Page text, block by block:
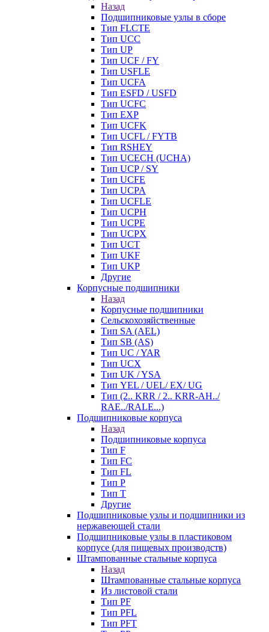
Назад
Подшипниковые узлы в сборе
Тип FLCTE
Тип UCC
Тип UP
Тип UCF / FY
Тип USFLE
Тип UCFA
Тип ESFD / USFD
Тип UCFC
Тип EXP
Тип UCFK
Тип UCFL / FYTB
Тип RSHEY
Тип UCECH (UCHA)
Тип UCP / SY
Тип UCFE
Тип UCPA
Тип UCFLE
Тип UCPH
Тип UCPE
Тип UCPX
Тип UCT
Тип UKF
Тип UKP
Другие
Корпусные подшипники
Назад
Корпусные подшипники
Сельскохозяйственные
Тип SA (AEL)
Тип SB (AS)
Тип UC / YAR
Тип UCX
Тип UK / YSA
Тип YEL / UEL/ EX/ UG
Тип (2.. KRR / 2.. KRR-AH../
RAE../RALE...)
Подшипниковые корпуса
Назад
Подшипниковые корпуса
Тип F
Тип FC
Тип FL
Тип P
Тип T
Другие
Подшипниковые узлы и подшипники из
нержавеющей стали
Подшипниковые узлы в пластиковом
корпусе (для пищевых производств)
Штампованные стальные корпуса
Назад
Штампованные стальные корпуса
Из листовой стали
Тип PF
Тип PFL
Тип PFT